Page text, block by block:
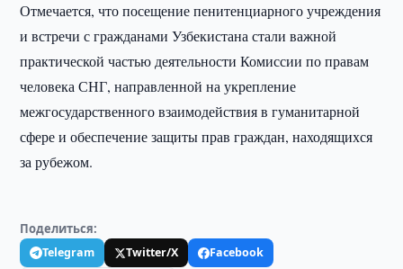
Отмечается, что посещение пенитенциарного учреждения
и встречи с гражданами Узбекистана стали важной
практической частью деятельности Комиссии по правам
человека СНГ, направленной на укрепление
межгосударственного взаимодействия в гуманитарной
сфере и обеспечение защиты прав граждан, находящихся
за рубежом.
Поделиться:
Telegram Twitter/X
Facebook